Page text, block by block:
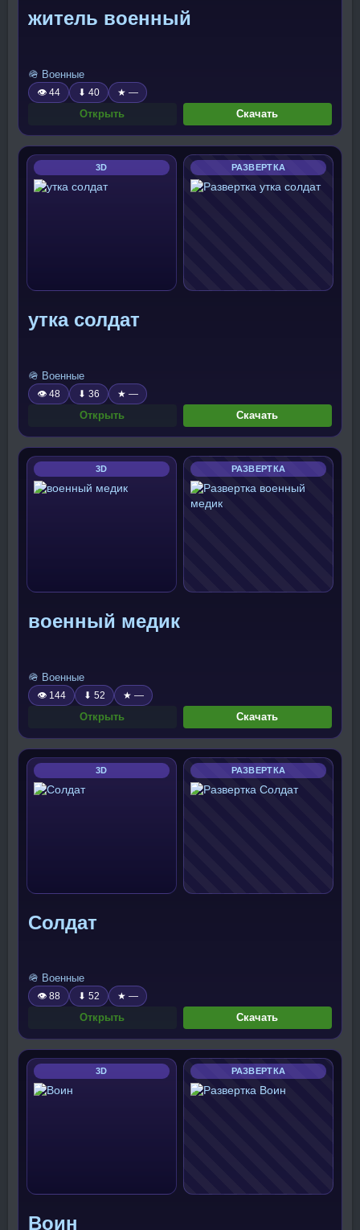
житель военный
🪖 Военные
👁 44 ⬇ 40 ★ —
Открыть Скачать
3D РАЗВЕРТКА
утка солдат
🪖 Военные
👁 48 ⬇ 36 ★ —
Открыть Скачать
3D РАЗВЕРТКА
военный медик
🪖 Военные
👁 144 ⬇ 52 ★ —
Открыть Скачать
3D РАЗВЕРТКА
Солдат
🪖 Военные
👁 88 ⬇ 52 ★ —
Открыть Скачать
3D РАЗВЕРТКА
Воин